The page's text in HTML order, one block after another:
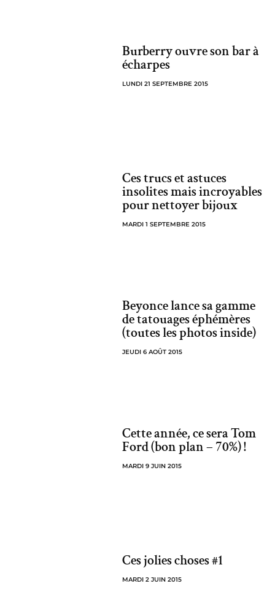
Burberry ouvre son bar à
écharpes
LUNDI 21 SEPTEMBRE 2015
Ces trucs et astuces
insolites mais incroyables
pour nettoyer bijoux
MARDI 1 SEPTEMBRE 2015
Beyonce lance sa gamme
de tatouages éphémères
(toutes les photos inside)
JEUDI 6 AOÛT 2015
Cette année, ce sera Tom
Ford (bon plan – 70%) !
MARDI 9 JUIN 2015
Ces jolies choses #1
MARDI 2 JUIN 2015